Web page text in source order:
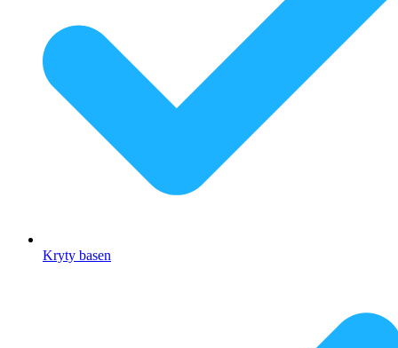
Kryty basen